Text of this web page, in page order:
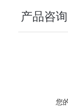
产品咨询
您